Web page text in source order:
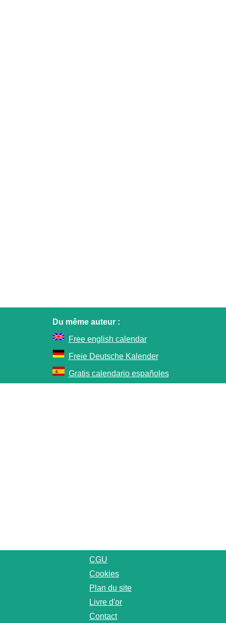
Du même auteur :
Free english calendar
Freie Deutsche Kalender
Gratis calendario españoles
CGU
Cookies
Plan du site
Livre d'or
Contact